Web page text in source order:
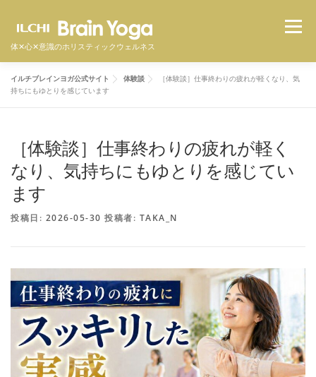
ン
体✕心✕意識のホリスティックウェルネス
メニ
イルチブレインヨガとは
体験者の声 よくある質問 オンラインクラス
体験予約をする
イルチブレインヨガ公式サイト 体験談
［体験談］仕事終わりの疲れが軽くなり、気
持ちにもゆとりを感じています
［体験談］仕事終わりの疲れが軽く
なり、気持ちにもゆとりを感じてい
ます
投稿日: 2026-05-30 投稿者: TAKA_N